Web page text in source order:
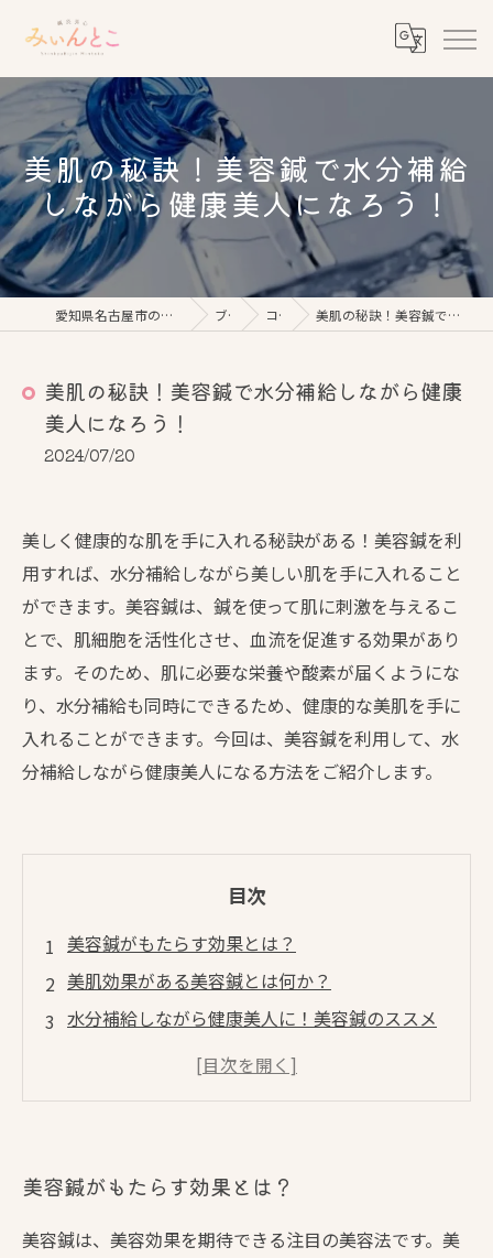
美肌の秘訣！美容鍼で水分補給
しながら健康美人になろう！
愛知県名古屋市の美容鍼なら鍼灸美心みぃんとこ ブログ コラム 美肌の秘訣！美容鍼で水分補給しながら健康美人になろう！
美肌の秘訣！美容鍼で水分補給しながら健康
美人になろう！
2024/07/20
美しく健康的な肌を手に入れる秘訣がある！美容鍼を利
用すれば、水分補給しながら美しい肌を手に入れること
ができます。美容鍼は、鍼を使って肌に刺激を与えるこ
とで、肌細胞を活性化させ、血流を促進する効果があり
ます。そのため、肌に必要な栄養や酸素が届くようにな
り、水分補給も同時にできるため、健康的な美肌を手に
入れることができます。今回は、美容鍼を利用して、水
分補給しながら健康美人になる方法をご紹介します。
目次
美容鍼がもたらす効果とは？
美肌効果がある美容鍼とは何か？
水分補給しながら健康美人に！美容鍼のススメ
美容鍼による美肌効果は続く！継続するコツと
美容鍼がもたらす効果とは？
美容鍼は、美容効果を期待できる注目の美容法です。美